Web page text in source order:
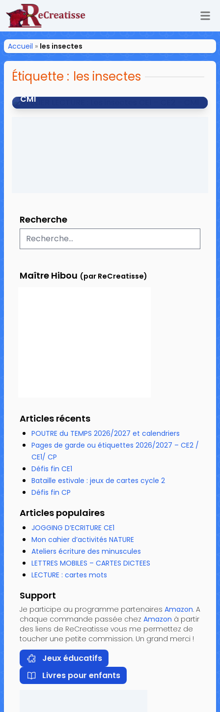
ReCreatisse
Accueil » les insectes
Étiquette : les insectes
ATELIER LECTURE : Les insectes CE1 – CE2 –
CM1
Recherche
Maître Hibou (par ReCreatisse)
Articles récents
POUTRE du TEMPS 2026/2027 et calendriers
Pages de garde ou étiquettes 2026/2027 – CE2 /
CE1/ CP
Défis fin CE1
Bataille estivale : jeux de cartes cycle 2
Défis fin CP
Articles populaires
JOGGING D’ECRITURE CE1
Mon cahier d’activités NATURE
Ateliers écriture des minuscules
LETTRES MOBILES – CARTES DICTEES
LECTURE : cartes mots
Support
Je participe au programme partenaires Amazon. A
chaque commande passée chez Amazon à partir
des liens de ReCreatisse vous me permettez de
toucher une petite commission. Un grand merci !
Jeux éducatifs
Livres pour enfants